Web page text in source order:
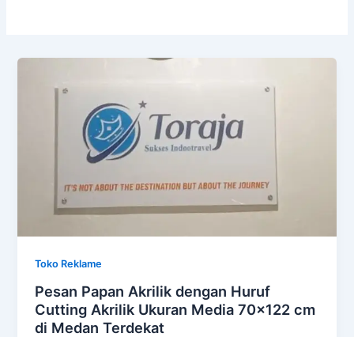
Toko Reklame
Pesan Papan Akrilik dengan Huruf
Cutting Akrilik Ukuran Media 70×122 cm
di Medan Terdekat